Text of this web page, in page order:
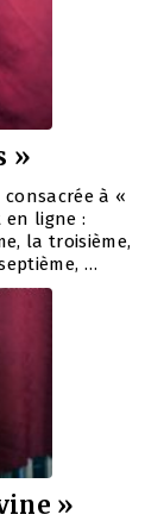
»
consacrée à «
en ligne :
la troisième,
…
»